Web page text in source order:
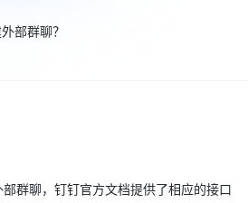
部群聊？
群聊，钉钉官方文档提供了相应的接口